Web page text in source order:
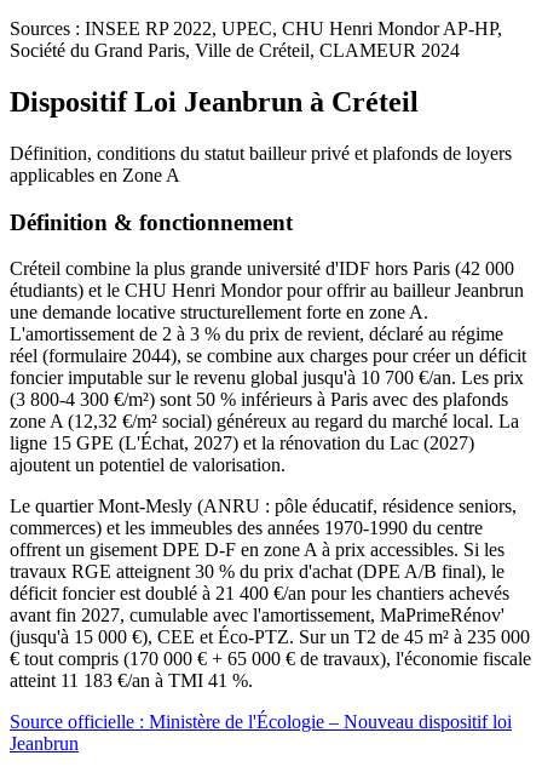
Sources : INSEE RP 2022, UPEC, CHU Henri Mondor AP-HP,
Société du Grand Paris, Ville de Créteil, CLAMEUR 2024
Dispositif Loi Jeanbrun à Créteil
Définition, conditions du statut bailleur privé et plafonds de loyers
applicables en Zone A
Définition & fonctionnement
Créteil combine la plus grande université d'IDF hors Paris (42 000
étudiants) et le CHU Henri Mondor pour offrir au bailleur Jeanbrun
une demande locative structurellement forte en zone A.
L'amortissement de 2 à 3 % du prix de revient, déclaré au régime
réel (formulaire 2044), se combine aux charges pour créer un déficit
foncier imputable sur le revenu global jusqu'à 10 700 €/an. Les prix
(3 800-4 300 €/m²) sont 50 % inférieurs à Paris avec des plafonds
zone A (12,32 €/m² social) généreux au regard du marché local. La
ligne 15 GPE (L'Échat, 2027) et la rénovation du Lac (2027)
ajoutent un potentiel de valorisation.
Le quartier Mont-Mesly (ANRU : pôle éducatif, résidence seniors,
commerces) et les immeubles des années 1970-1990 du centre
offrent un gisement DPE D-F en zone A à prix accessibles. Si les
travaux RGE atteignent 30 % du prix d'achat (DPE A/B final), le
déficit foncier est doublé à 21 400 €/an pour les chantiers achevés
avant fin 2027, cumulable avec l'amortissement, MaPrimeRénov'
(jusqu'à 15 000 €), CEE et Éco-PTZ. Sur un T2 de 45 m² à 235 000
€ tout compris (170 000 € + 65 000 € de travaux), l'économie fiscale
atteint 11 183 €/an à TMI 41 %.
Source officielle : Ministère de l'Écologie – Nouveau dispositif loi
Jeanbrun